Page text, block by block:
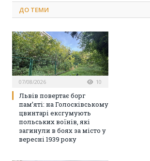
ДО ТЕМИ
07/08/2026 10
Львів повертає борг
пам’яті: на Голосківському
цвинтарі ексгумують
польських воїнів, які
загинули в боях за місто у
вересні 1939 року